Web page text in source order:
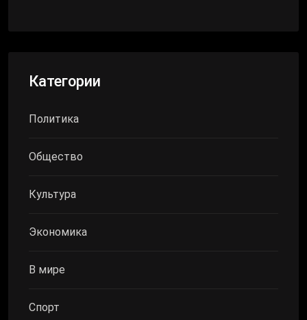
Категории
Политика
Общество
Культура
Экономика
В мире
Спорт